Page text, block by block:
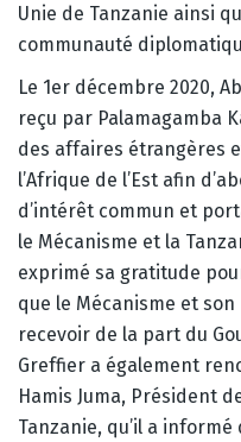
Unie de Tanzanie ainsi
communauté
Le 1er décembre 2020,
reçu par Palamagamba
des affaires étrangères
l’Afrique de l’Est afin
d’intérêt commun et
le Mécanisme et la
exprimé sa gratitude
que le Mécanisme et
recevoir de la part du
Greffier a également
Hamis Juma, Président
Tanzanie, qu’il a